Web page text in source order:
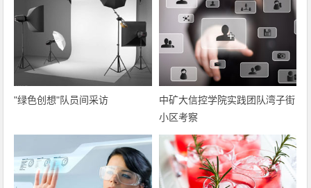
"绿色创想"队员间采访
中矿大信控学院实践团队湾子街
小区考察